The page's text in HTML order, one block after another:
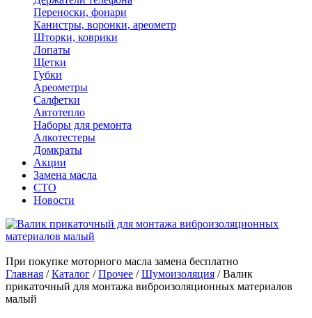
Переноски, фонари
Канистры, воронки, ареометр
Шторки, коврики
Лопаты
Щетки
Губки
Ареометры
Салфетки
Автотепло
Наборы для ремонта
Алкотестеры
Домкраты
Акции
Замена масла
СТО
Новости
При покупке моторного масла замена бесплатно
Главная /Каталог /Прочее /Шумоизоляция /Валик
прикаточный для монтажа виброизоляционных материалов
малый